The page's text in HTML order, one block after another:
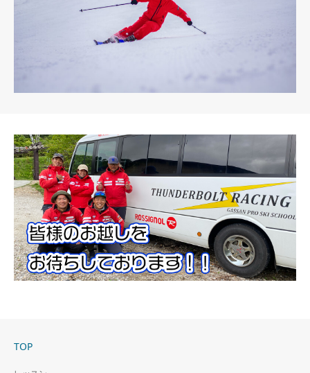
Technical
TOP